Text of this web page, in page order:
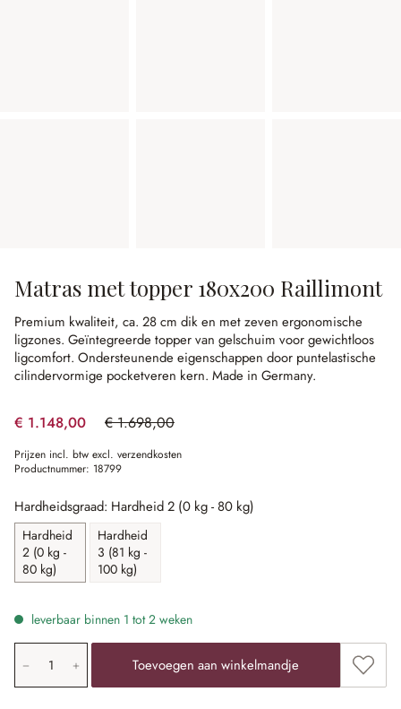
Matras met topper 180x200 Raillimont
Premium kwaliteit, ca. 28 cm dik en met zeven ergonomische
ligzones. Geïntegreerde topper van gelschuim voor gewichtloos
ligcomfort. Ondersteunende eigenschappen door puntelastische
cilindervormige pocketveren kern. Made in Germany.
€ 1.148,00 € 1.698,00
(32.39% gespart)
Prijzen incl. btw excl. verzendkosten
Productnummer: 18799
Hardheidsgraad: Hardheid 2 (0 kg - 80 kg)
Hardheid
2 (0 kg -
80 kg)
Hardheid
3 (81 kg -
100 kg)
leverbaar binnen 1 tot 2 weken
Producthoeveelheid: voer de gewenste waarde in of
Toevoegen aan winkelmandje